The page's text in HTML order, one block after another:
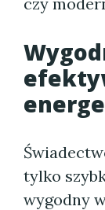
tylko
wygodny